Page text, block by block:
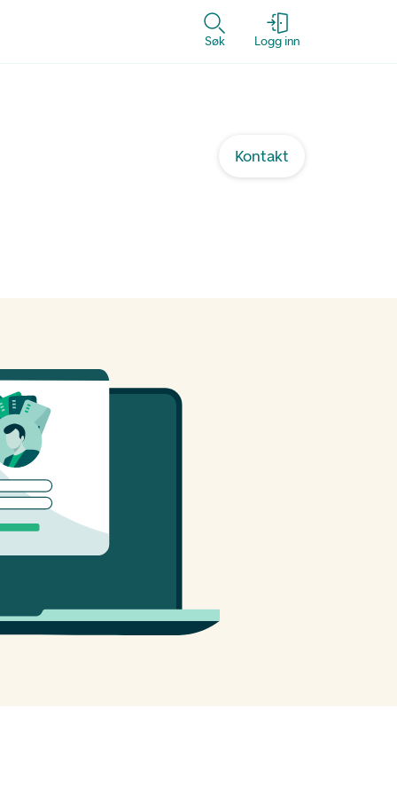
Søk Logg inn
Kontakt